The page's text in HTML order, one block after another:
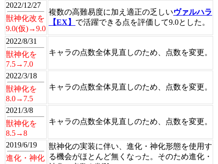
2022/12/27
獣神化改を
9.0(仮)→9.0
複数の高難易度に加え適正の乏しいヴァルハラ
【EX】 で活躍できる点を評価して9.0とした。
2022/8/31
獣神化を
7.5→7.0
キャラの点数全体見直しのため、点数を変更。
2022/3/18
獣神化を
8.0→7.5
キャラの点数全体見直しのため、点数を変更。
2021/3/8
獣神化を
8.5→8
キャラの点数全体見直しのため、点数を変更。
2019/6/19
進化・神化
獣神化の実装に伴い、進化・神化形態を使用す
る機会がほとんど無くなった。そのため進化・